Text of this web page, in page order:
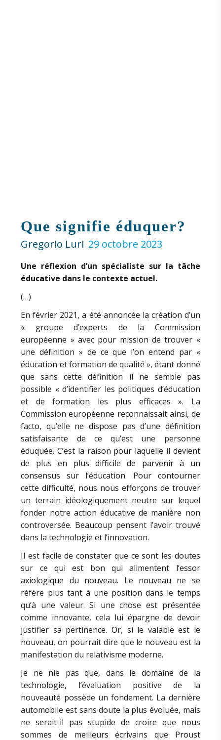
Que signifie éduquer?
Gregorio Luri 29 octobre 2023
Une réflexion d’un spécialiste sur la tâche
éducative dans le contexte actuel.
(…)
En février 2021, a été annoncée la création d’un
« groupe d’experts de la Commission
européenne » avec pour mission de trouver «
une définition » de ce que l’on entend par «
éducation et formation de qualité », étant donné
que sans cette définition il ne semble pas
possible « d’identifier les politiques d’éducation
et de formation les plus efficaces ». La
Commission européenne reconnaissait ainsi, de
facto, qu’elle ne dispose pas d’une définition
satisfaisante de ce qu’est une personne
éduquée. C’est la raison pour laquelle il devient
de plus en plus difficile de parvenir à un
consensus sur l’éducation. Pour contourner
cette difficulté, nous nous efforçons de trouver
un terrain idéologiquement neutre sur lequel
fonder notre action éducative de manière non
controversée. Beaucoup pensent l’avoir trouvé
dans la technologie et l’innovation.
Il est facile de constater que ce sont les doutes
sur ce qui est bon qui alimentent l’essor
axiologique du nouveau. Le nouveau ne se
réfère plus tant à une position dans le temps
qu’à une valeur. Si une chose est présentée
comme innovante, cela lui épargne de devoir
justifier sa pertinence. Or, si le valable est le
nouveau, on pourrait dire que le nouveau est la
manifestation du relativisme moderne.
Je ne nie pas que, dans le domaine de la
technologie, l’évaluation positive de la
nouveauté possède un fondement. La dernière
automobile est sans doute la plus évoluée, mais
ne serait-il pas stupide de croire que nous
sommes de meilleurs écrivains que Proust